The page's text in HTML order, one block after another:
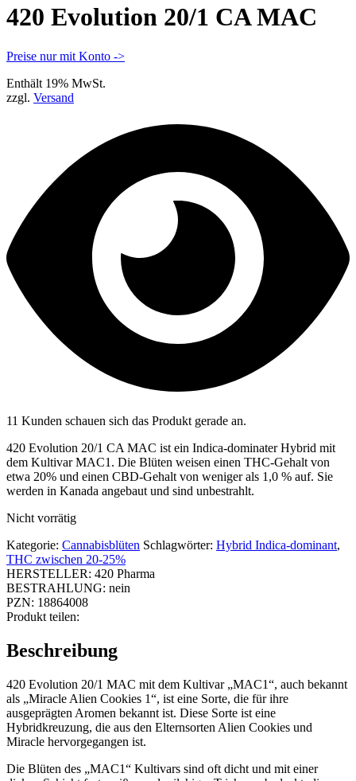
420 Evolution 20/1 CA MAC
Preise nur mit Konto ->
Enthält 19% MwSt.
zzgl. Versand
11 Kunden schauen sich das Produkt gerade an.
420 Evolution 20/1 CA MAC ist ein Indica-dominater Hybrid mit
dem Kultivar MAC1. Die Blüten weisen einen THC-Gehalt von
etwa 20% und einen CBD-Gehalt von weniger als 1,0 % auf. Sie
werden in Kanada angebaut und sind unbestrahlt.
Nicht vorrätig
Kategorie: Cannabisblüten Schlagwörter: Hybrid Indica-dominant,
THC zwischen 20-25%
HERSTELLER: 420 Pharma
BESTRAHLUNG: nein
PZN: 18864008
Produkt teilen:
Beschreibung
420 Evolution 20/1 MAC mit dem Kultivar „MAC1“, auch bekannt
als „Miracle Alien Cookies 1“, ist eine Sorte, die für ihre
ausgeprägten Aromen bekannt ist. Diese Sorte ist eine
Hybridkreuzung, die aus den Elternsorten Alien Cookies und
Miracle hervorgegangen ist.
Die Blüten des „MAC1“ Kultivars sind oft dicht und mit einer